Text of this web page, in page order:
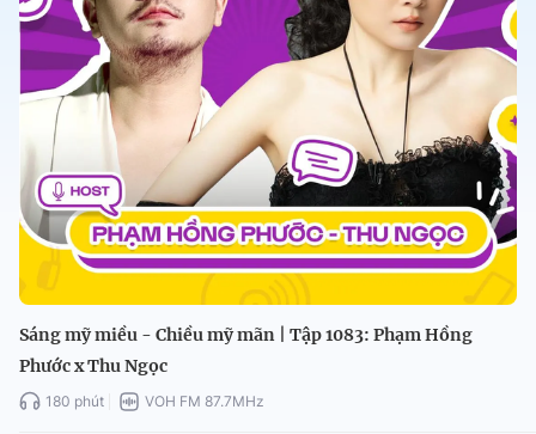
Sáng mỹ miều - Chiều mỹ mãn | Tập 1083: Phạm Hồng
Phước x Thu Ngọc
180 phút VOH FM 87.7MHz